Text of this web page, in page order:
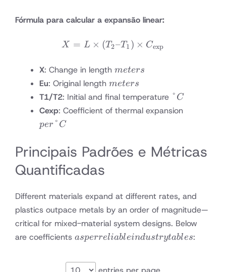
Fórmula para calcular a expansão linear:
X = L \times (T_2 –
X = L × (T2–T1 ) × Cexp
X: Change in length meters
meters
Eu: Original length meters
meters
T1/T2: Initial and final temperature °C
° C
Cexp: Coefficient of thermal expansion
per ° C
Principais Padrões e Métricas
Quantificadas
Different materials expand at different rates, and
plastics outpace metals by an order of magnitude—
critical for mixed-material system designs. Below
are coefficients as per
asperreliableindustrytables: